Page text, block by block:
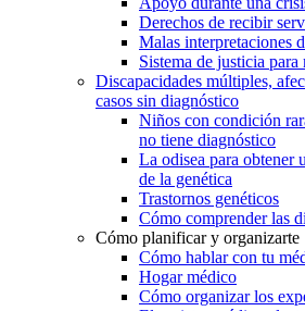
Derechos de recibir
Malas interpretaciones
Sistema de justicia para
Discapacidades múltiples,
casos sin diagnóstico
Niños con condición
no tiene diagnóstico
La odisea para obtener
de la genética
Trastornos genéticos
Cómo comprender las
Cómo planificar y organizarte
Cómo hablar con tu
Hogar médico
Cómo organizar los